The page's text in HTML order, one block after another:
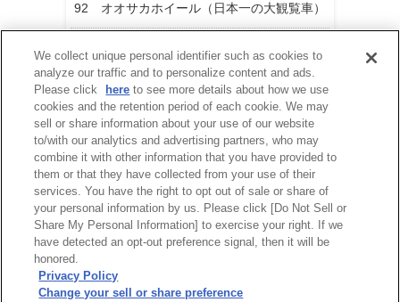
92 オオサカホイール（日本一の大観覧車）
We collect unique personal identifier such as cookies to
analyze our traffic and to personalize content and ads.
Please click
here to see more details about how we use
cookies and the retention period of each cookie. We may
sell or share information about your use of our website
to/with our analytics and advertising partners, who may
combine it with other information that you have provided to
them or that they have collected from your use of their
services. You have the right to opt out of sale or share of
your personal information by us. Please click [Do Not Sell or
Share My Personal Information] to exercise your right. If we
have detected an opt-out preference signal, then it will be
honored.
Privacy Policy
Change your sell or share preference